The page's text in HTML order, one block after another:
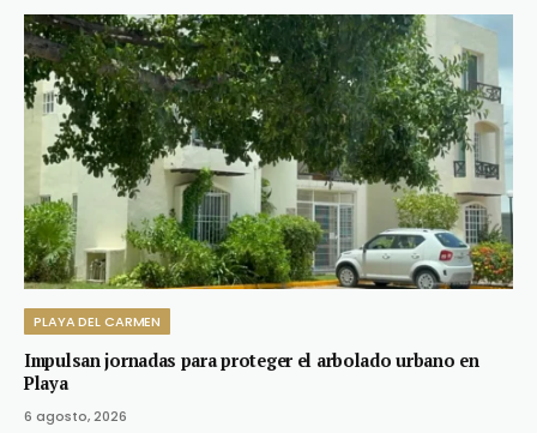
PLAYA DEL CARMEN
Impulsan jornadas para proteger el arbolado urbano en
Playa
6 agosto, 2026